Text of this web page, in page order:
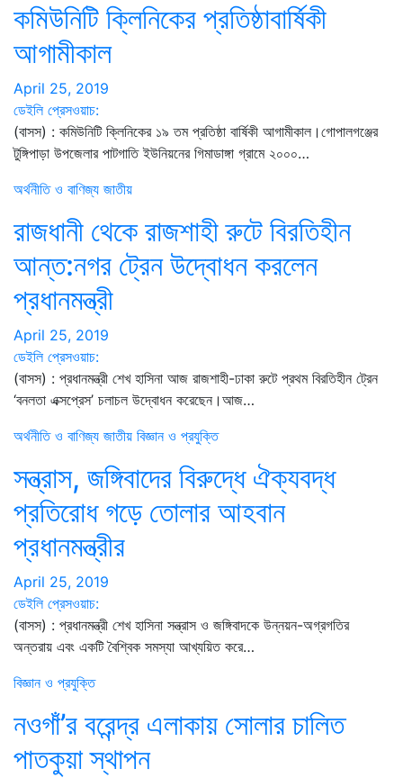
কমিউনিটি ক্লিনিকের প্রতিষ্ঠাবার্ষিকী
আগামীকাল
April 25, 2019
ডেইলি প্রেসওয়াচ:
(বাসস) : কমিউনিটি ক্লিনিকের ১৯ তম প্রতিষ্ঠা বার্ষিকী আগামীকাল।গোপালগঞ্জের
টুঙ্গিপাড়া উপজেলার পাটগাতি ইউনিয়নের গিমাডাঙ্গা গ্রামে ২০০০…
অর্থনীতি ও বাণিজ্য জাতীয়
রাজধানী থেকে রাজশাহী রুটে বিরতিহীন
আন্ত:নগর ট্রেন উদ্বোধন করলেন
প্রধানমন্ত্রী
April 25, 2019
ডেইলি প্রেসওয়াচ:
(বাসস) : প্রধানমন্ত্রী শেখ হাসিনা আজ রাজশাহী-ঢাকা রুটে প্রথম বিরতিহীন ট্রেন
‘বনলতা এক্সপ্রেস’ চলাচল উদ্বোধন করেছেন।আজ…
অর্থনীতি ও বাণিজ্য জাতীয় বিজ্ঞান ও প্রযুক্তি
সন্ত্রাস, জঙ্গিবাদের বিরুদ্ধে ঐক্যবদ্ধ
প্রতিরোধ গড়ে তোলার আহবান
প্রধানমন্ত্রীর
April 25, 2019
ডেইলি প্রেসওয়াচ:
(বাসস) : প্রধানমন্ত্রী শেখ হাসিনা সন্ত্রাস ও জঙ্গিবাদকে উন্নয়ন-অগ্রগতির
অন্তরায় এবং একটি বৈশ্বিক সমস্যা আখ্যয়িত করে…
বিজ্ঞান ও প্রযুক্তি
নওগাঁ’র বরেন্দ্র এলাকায় সোলার চালিত
পাতকুয়া স্থাপন